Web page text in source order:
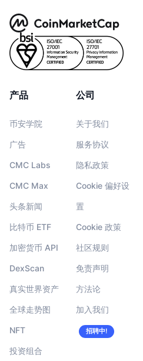
产品
币安学院
广告
CMC Labs
CMC Max
头条新闻
比特币 ETF
加密货币 API
DexScan
真实世界资产
全球走势图
NFT
投资组合
公司
关于我们
服务协议
隐私政策
Cookie 偏好设
置
Cookie 政策
社区规则
免责声明
方法论
加入我们
招聘中!